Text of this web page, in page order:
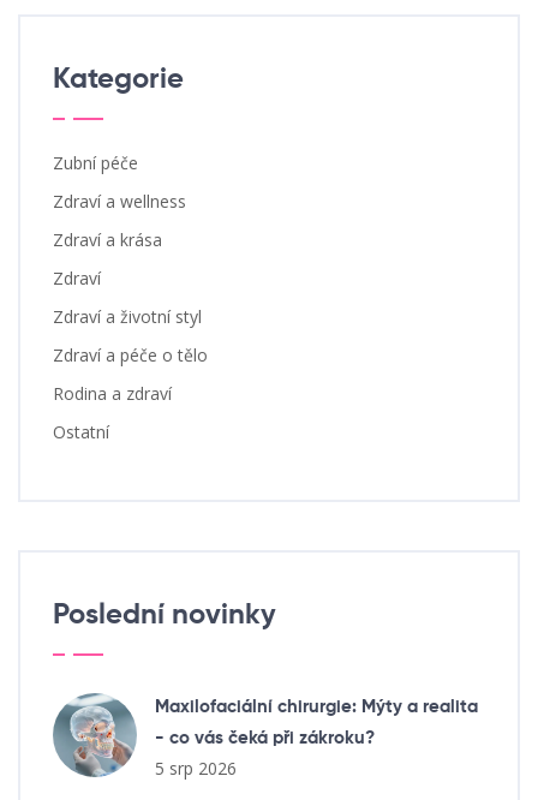
Kategorie
Zubní péče
Zdraví a wellness
Zdraví a krása
Zdraví
Zdraví a životní styl
Zdraví a péče o tělo
Rodina a zdraví
Ostatní
Poslední novinky
Maxilofaciální chirurgie: Mýty a realita
- co vás čeká při zákroku?
5 srp 2026